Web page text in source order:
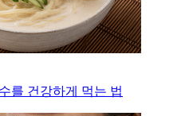
를 건강하게 먹는 법